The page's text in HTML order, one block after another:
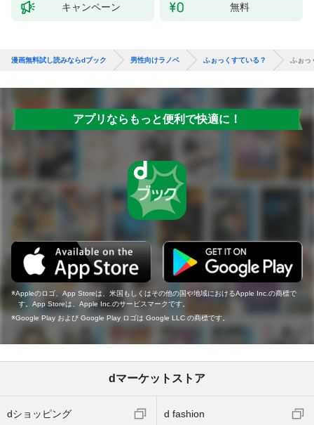
キャンペーン 無料
漫画無料試し読みならdブック 男性向けラノベ ふぉっくすている？ ふぉっ
アプリならもっと便利で快適に！
Appleのロゴ、App Storeは、米国もしくはその他の国や地域におけるApple Inc.の商標で
す。App Storeは、Apple Inc.のサービスマークです。
Google Play および Google Play ロゴは Google LLC の商標です。
dマーケットストア
dショッピング d fashion